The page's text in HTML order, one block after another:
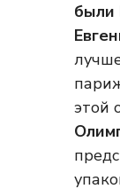
были
этой